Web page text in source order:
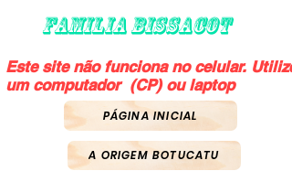
FAMILIA BISSACOT
Este site não funciona no celular. Utilize
um computador (CP) ou laptop
PÁGINA INICIAL
A ORIGEM BOTUCATU